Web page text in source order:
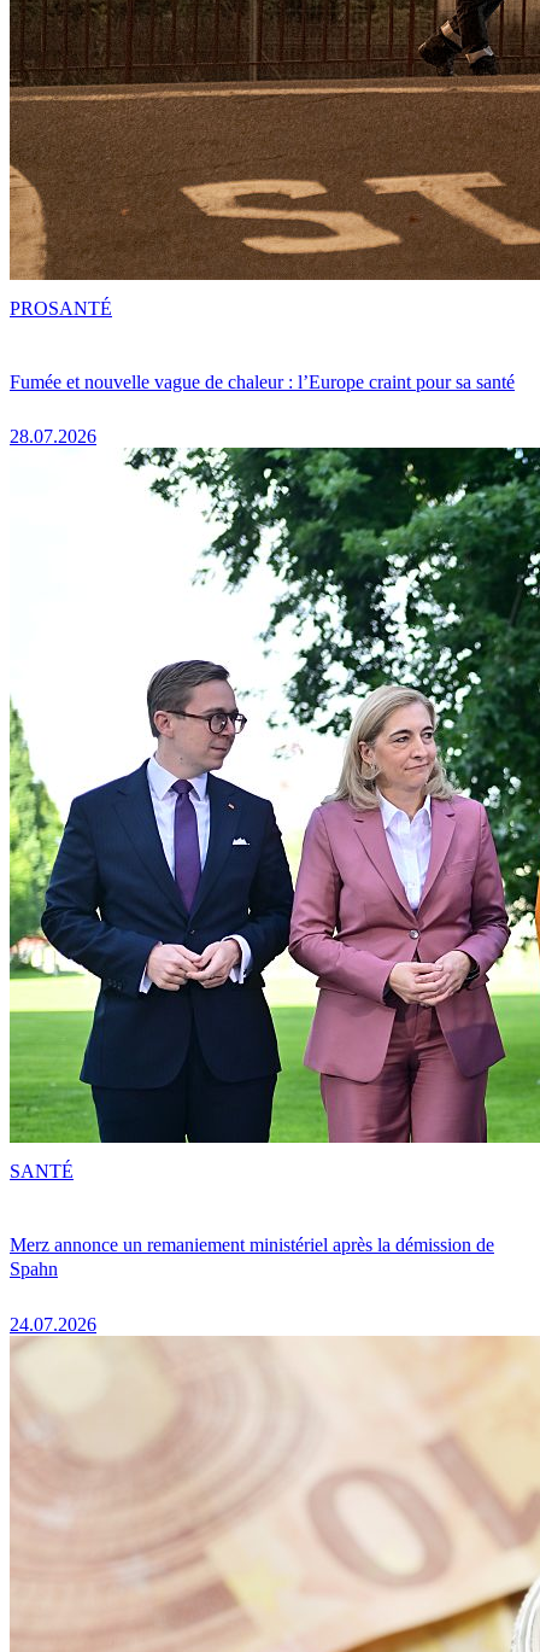
Fumée et nouvelle vague de chaleur : l’Europe craint pour sa santé
28.07.2026
PROSANTÉ
Merz annonce un remaniement ministériel après la démission de
Spahn
24.07.2026
SANTÉ